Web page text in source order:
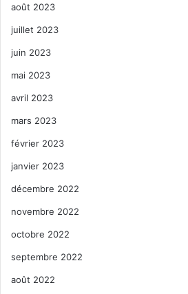
août 2023
juillet 2023
juin 2023
mai 2023
avril 2023
mars 2023
février 2023
janvier 2023
décembre 2022
novembre 2022
octobre 2022
septembre 2022
août 2022